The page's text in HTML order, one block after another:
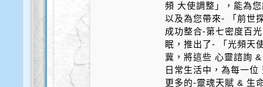
頻 大使調整」，能為
以及為您帶來- 「前世
成功整合-第七密度百
眠，推出了- 「光頻天
冀，將這些 心靈諮詢
日常生活中，為每一
更多的-靈魂天賦 & 生